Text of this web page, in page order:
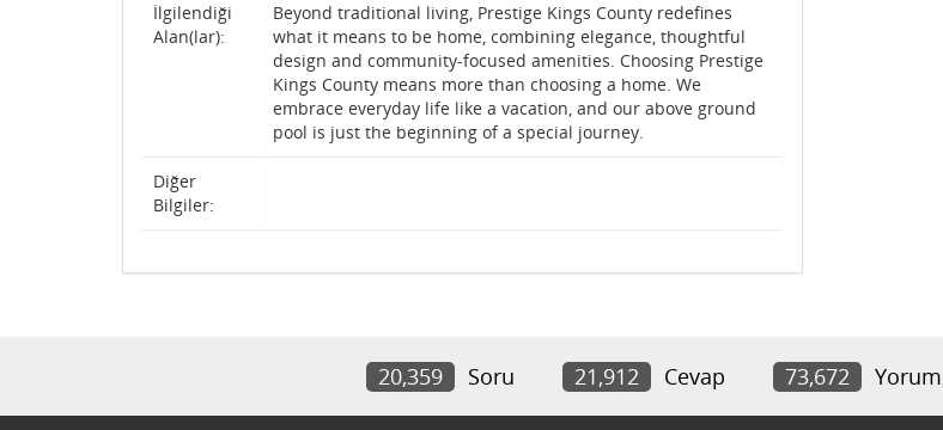
İlgilendiği
Alan(lar):
Beyond traditional living, Prestige Kings County redefines
what it means to be home, combining elegance, thoughtful
design and community-focused amenities. Choosing Prestige
Kings County means more than choosing a home. We
embrace everyday life like a vacation, and our above ground
pool is just the beginning of a special journey.
Diğer
Bilgiler:
20,359 Soru 21,912 Cevap 73,672 Yorum